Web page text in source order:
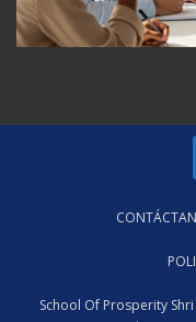
School Of Prosperity Shri